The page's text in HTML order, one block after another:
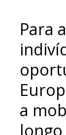
Para
a